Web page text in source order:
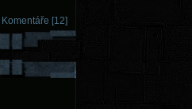
Komentáře [12]